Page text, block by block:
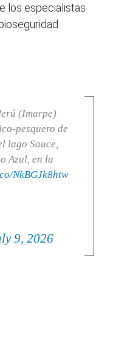
los especialistas
(Imarpe)
pesquero de
lago Sauce,
Azul, en la
NkBGJk8htw
9, 2026